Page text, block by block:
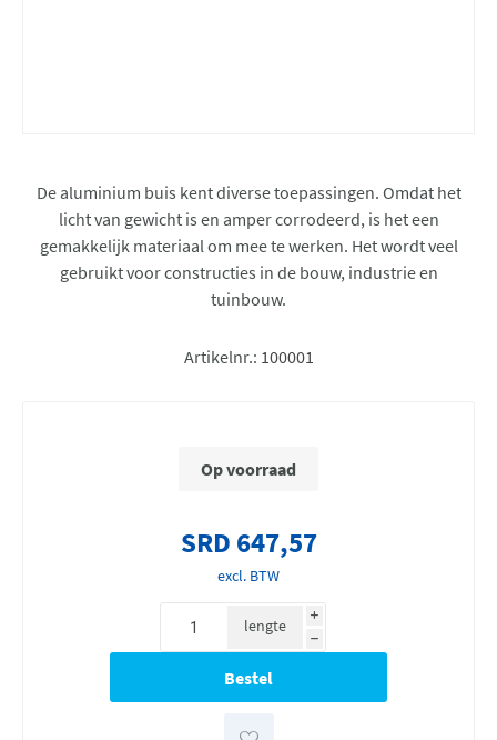
De aluminium buis kent diverse toepassingen. Omdat het
licht van gewicht is en amper corrodeerd, is het een
gemakkelijk materiaal om mee te werken. Het wordt veel
gebruikt voor constructies in de bouw, industrie en
tuinbouw.
Artikelnr.: 100001
Op voorraad
SRD 647,57
excl. BTW
i
h
lengte